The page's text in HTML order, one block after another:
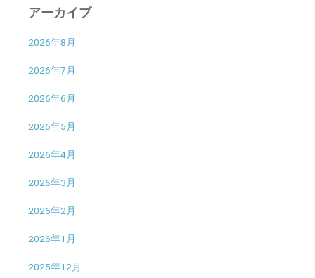
アーカイブ
2026年8月
2026年7月
2026年6月
2026年5月
2026年4月
2026年3月
2026年2月
2026年1月
2025年12月